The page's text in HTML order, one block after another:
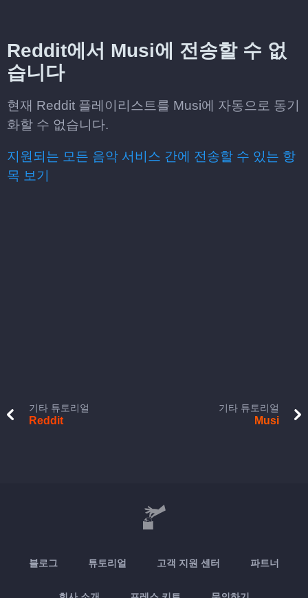
Reddit에서 Musi에 전송할 수 없
습니다
현재 Reddit 플레이리스트를 Musi에 자동으로 동기
화할 수 없습니다.
지원되는 모든 음악 서비스 간에 전송할 수 있는 항
목 보기
기타 튜토리얼
Reddit
기타 튜토리얼
Musi
블로그 튜토리얼 고객 지원 센터 파트너